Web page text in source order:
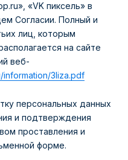
«VK пиксель» в
Согласии. Полный и
лиц, которым
на сайте
веб-
information/3liza.pdf
персональных данных
и подтверждения
проставления и
форме.